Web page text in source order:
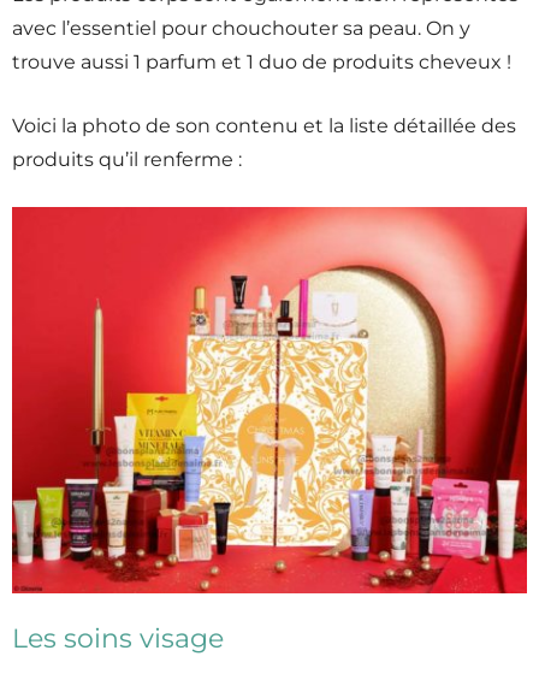
avec l’essentiel pour chouchouter sa peau. On y
trouve aussi 1 parfum et 1 duo de produits cheveux !
Voici la photo de son contenu et la liste détaillée des
produits qu’il renferme :
Les soins visage